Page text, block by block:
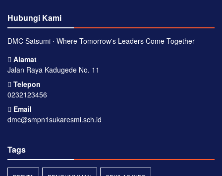
Hubungi Kami
DMC Satsumi ⋅ Where Tomorrow's Leaders Come Together
Alamat
Jalan Raya Kadugede No. 11
Telepon
0232123456
Email
dmc@smpn1sukaresmi.sch.id
Tags